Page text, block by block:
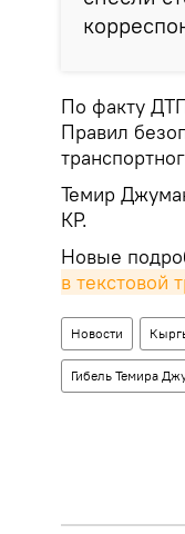
По факту
Правил
Темир
КР.
Новые
в
Новости
Гибель Темира